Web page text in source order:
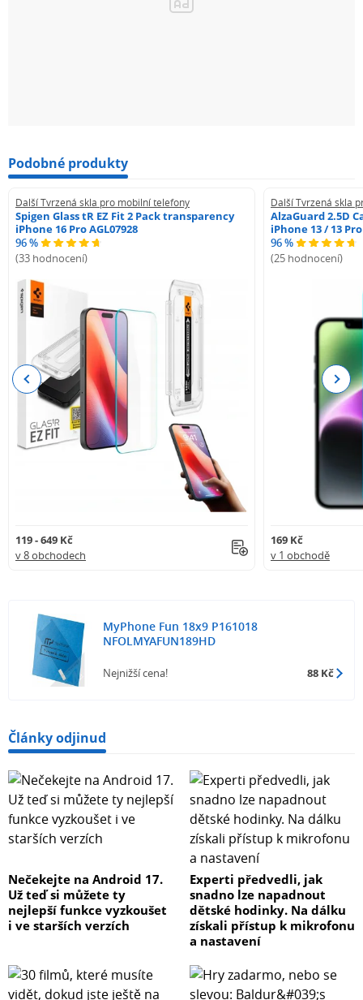
Podobné produkty
Další Tvrzená skla pro mobilní telefony
Spigen Glass tR EZ Fit 2 Pack transparency
iPhone 16 Pro AGL07928
96 %
(33 hodnocení)
119 - 649 Kč
v 8 obchodech
Další Tvrzená skla
AlzaGuard 2.5D
iPhone 13 / 13 Pro
96 %
(25 hodnocení)
169 Kč
v 1 obchodě
Previous Next
MyPhone Fun 18x9 P161018
NFOLMYAFUN189HD
Nejnižší cena! 88 Kč
Články odjinud
Nečekejte na Android 17.
Už teď si můžete ty
nejlepší funkce vyzkoušet
i ve starších verzích
Experti předvedli, jak
snadno lze napadnout
dětské hodinky. Na dálku
získali přístup k mikrofonu
a nastavení